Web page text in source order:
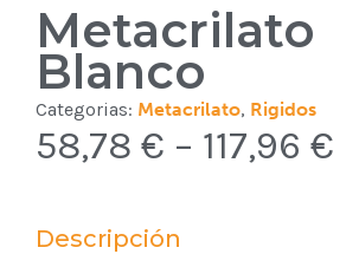
Metacrilato
Blanco
Categorias: Metacrilato, Rigidos
58,78 € – 117,96 €
Descripción